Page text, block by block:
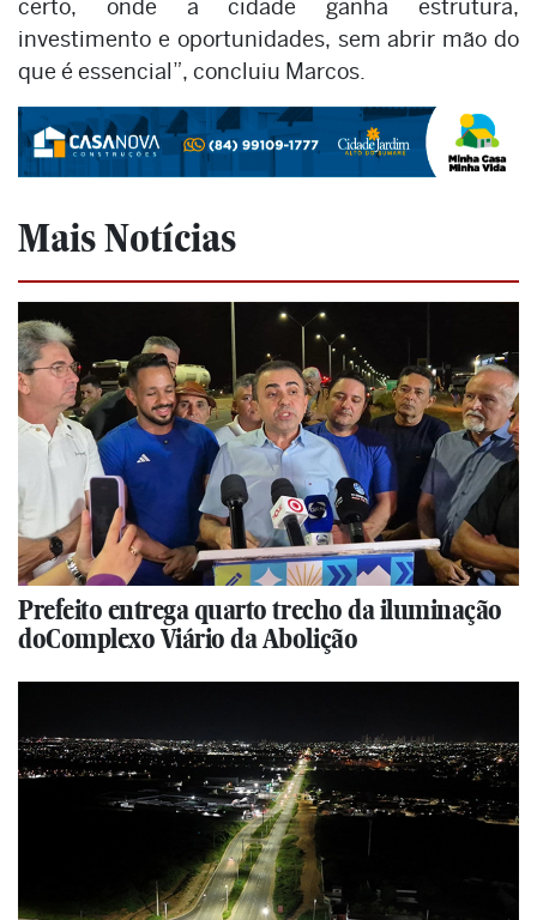
certo, onde a cidade ganha estrutura,
investimento e oportunidades, sem abrir mão do
que é essencial”, concluiu Marcos.
Mais Notícias
Prefeito entrega quarto trecho da iluminação
doComplexo Viário da Abolição